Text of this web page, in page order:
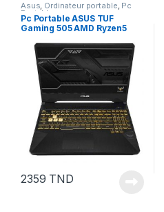
Asus, Ordinateur portable, Pc
Portable
Pc Portable ASUS TUF
Gaming 505 AMD Ryzen5
GeForce GTX 1650 4Go Noir
2359 TND